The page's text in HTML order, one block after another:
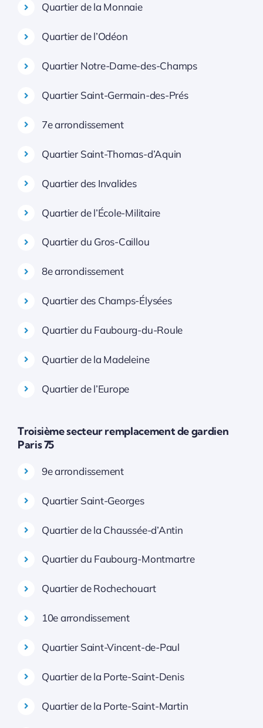
Quartier de la Monnaie
Quartier de l’Odéon
Quartier Notre-Dame-des-Champs
Quartier Saint-Germain-des-Prés
7e arrondissement
Quartier Saint-Thomas-d’Aquin
Quartier des Invalides
Quartier de l’École-Militaire
Quartier du Gros-Caillou
8e arrondissement
Quartier des Champs-Élysées
Quartier du Faubourg-du-Roule
Quartier de la Madeleine
Quartier de l’Europe
Troisième secteur remplacement de gardien
Paris 75
9e arrondissement
Quartier Saint-Georges
Quartier de la Chaussée-d’Antin
Quartier du Faubourg-Montmartre
Quartier de Rochechouart
10e arrondissement
Quartier Saint-Vincent-de-Paul
Quartier de la Porte-Saint-Denis
Quartier de la Porte-Saint-Martin